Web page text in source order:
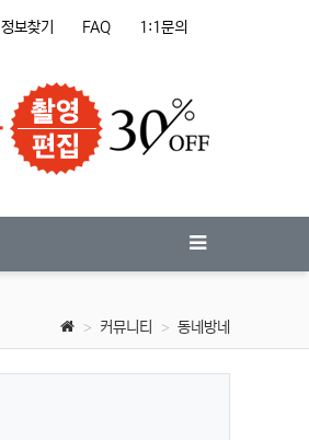
정보찾기 FAQ 1:1문의
커뮤니티 동네방네